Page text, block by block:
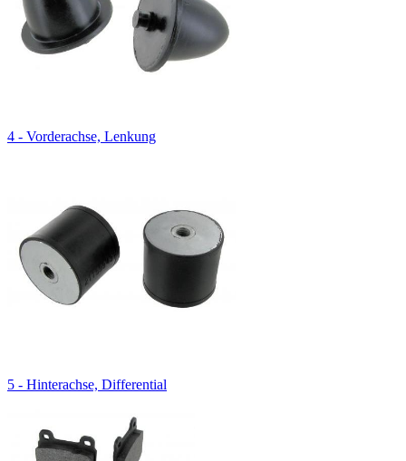
4 - Vorderachse, Lenkung
5 - Hinterachse, Differential